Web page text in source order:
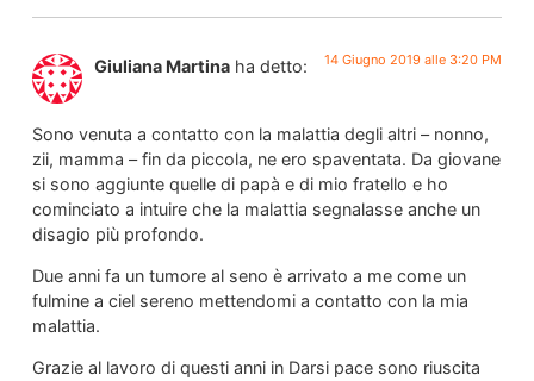
Giuliana Martina ha detto: 14 Giugno 2019 alle 3:20 PM
Sono venuta a contatto con la malattia degli altri – nonno,
zii, mamma – fin da piccola, ne ero spaventata. Da giovane
si sono aggiunte quelle di papà e di mio fratello e ho
cominciato a intuire che la malattia segnalasse anche un
disagio più profondo.
Due anni fa un tumore al seno è arrivato a me come un
fulmine a ciel sereno mettendomi a contatto con la mia
malattia.
Grazie al lavoro di questi anni in Darsi pace sono riuscita